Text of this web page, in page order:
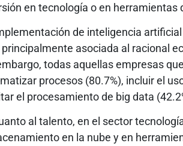
en tecnología o en herramientas
de inteligencia
asociada al racional
todas aquellas empresas
procesos (80.7%), incluir el
el procesamiento de big data
al talento, en el sector
en la nube y en